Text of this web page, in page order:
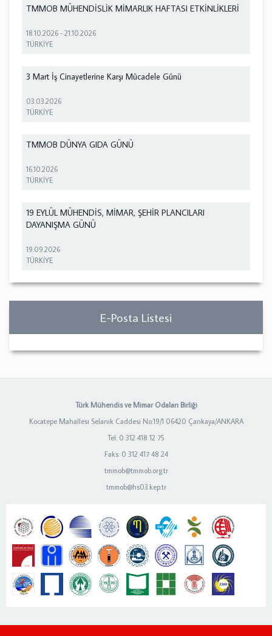
TMMOB MÜHENDİSLİK MİMARLIK HAFTASI ETKİNLİKLERİ
18.10.2026 -21.10.2026
TÜRKİYE
3 Mart İş Cinayetlerine Karşı Mücadele Günü
03.03.2026
TÜRKİYE
TMMOB DÜNYA GIDA GÜNÜ
16.10.2026
TÜRKİYE
19 EYLÜL MÜHENDİS, MİMAR, ŞEHİR PLANCILARI
DAYANIŞMA GÜNÜ
19.09.2026
TÜRKİYE
E-Posta Listesi
Türk Mühendis ve Mimar Odaları Birliği
Kocatepe Mahallesi Selanik Caddesi No:19/1 06420 Çankaya/ANKARA
Tel: 0 312 418 12 75
Faks: 0 312 417 48 24
tmmob@tmmob.org.tr
tmmob@hs03.kep.tr